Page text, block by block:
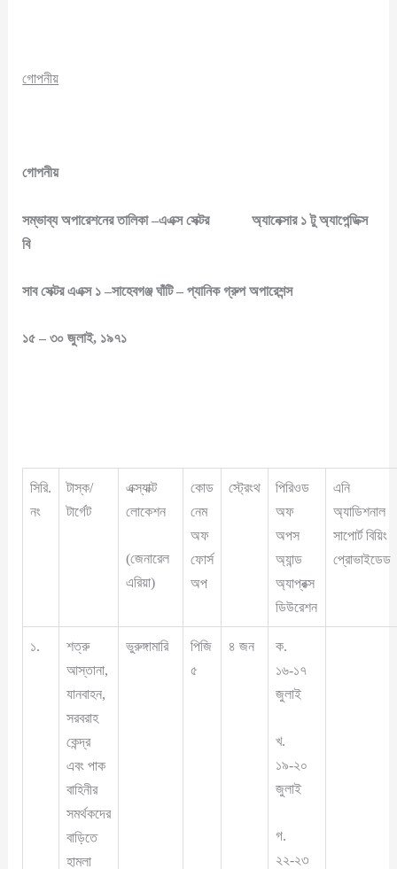
গোপনীয়
গোপনীয়
সম্ভাব্য অপারেশনের তালিকা –এএক্স সেক্টর অ্যানেক্সার ১ টু অ্যাপেন্ডিক্স
বি
সাব সেক্টর এএক্স ১ –সাহেবগঞ্জ ঘাঁটি – প্যানিক গ্রুপ অপারেশন্স
১৫ – ৩০ জুলাই, ১৯৭১
সিরি.
নং
টাস্ক/
টার্গেট
এক্স্যাক্ট
লোকেশন
(জেনারেল
এরিয়া)
কোড
নেম
অফ
ফোর্স
অপ
স্ট্রেংথ
পিরিওড
অফ
অপস
অ্যান্ড
অ্যাপ্রক্স
ডিউরেশন
এনি
অ্যাডিশনাল
সাপোর্ট বিয়িং
প্রোভাইডেড
১.
শত্রু
আস্তানা,
যানবাহন,
সরবরাহ
কেন্দ্র
এবং পাক
বাহিনীর
সমর্থকদের
বাড়িতে
হামলা
ভুরুঙ্গামারি
পিজি
৫
৪ জন
ক.
১৬-১৭
জুলাই
খ.
১৯-২০
জুলাই
গ.
২২-২৩